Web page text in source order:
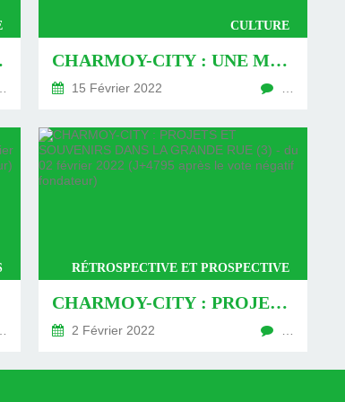
FONDATEUR)
CULTURE
CHARMOY-CITY : UNE MICRO FOLIE DANS LA GRANDE RUE - DU 15 FÉVRIER 2022 (J+4808 APRÈS LE VOTE NÉGATIF FONDATEUR)
15 Février 2022
RÉTROSPECTIVE ET PROSPECTIVE
CHARMOY-CITY : PROJETS ET SOUVENIRS DANS LA GRANDE RUE (3) - DU 02 FÉVRIER 2022 (J+4795 APRÈS LE VOTE NÉGATIF FONDATEUR)
2 Février 2022